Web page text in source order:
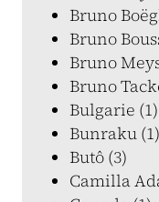
Bruno
Bruno
Bruno
Bruno
Bulgarie (1)
Bunraku (1)
Butô (3)
Camilla